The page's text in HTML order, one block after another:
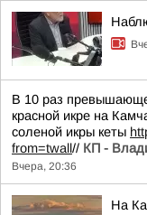
В 10 раз
красной икре на
соленой икры кеты
from=twall// КП -
Вчера, 20:36
На